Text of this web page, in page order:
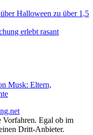
Halloween zu über 1,5
erlebt rasant
Musk: Eltern,
Vorfahren. Egal ob im
Dritt-Anbieter.